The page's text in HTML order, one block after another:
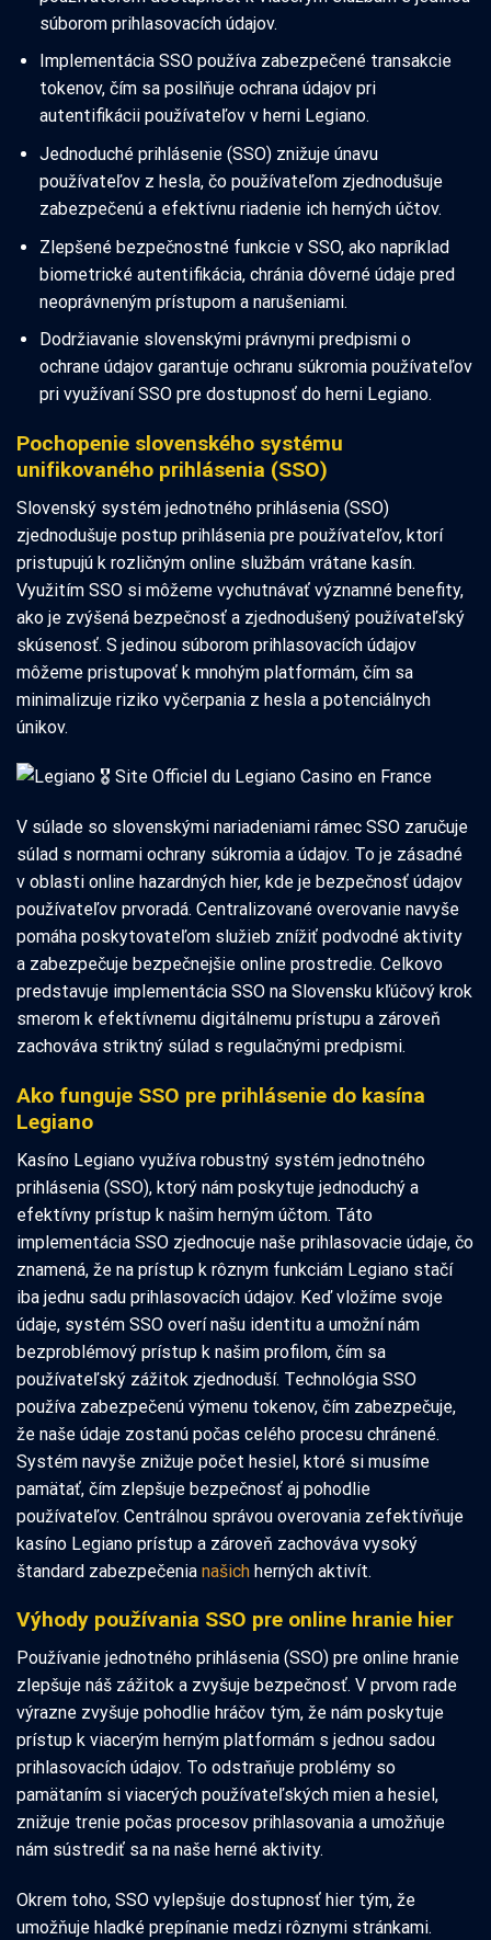
súborom prihlasovacích údajov.
Implementácia SSO používa zabezpečené transakcie
tokenov, čím sa posilňuje ochrana údajov pri
autentifikácii používateľov v herni Legiano.
Jednoduché prihlásenie (SSO) znižuje únavu
používateľov z hesla, čo používateľom zjednodušuje
zabezpečenú a efektívnu riadenie ich herných účtov.
Zlepšené bezpečnostné funkcie v SSO, ako napríklad
biometrické autentifikácia, chránia dôverné údaje pred
neoprávneným prístupom a narušeniami.
Dodržiavanie slovenskými právnymi predpismi o
ochrane údajov garantuje ochranu súkromia používateľov
pri využívaní SSO pre dostupnosť do herni Legiano.
Pochopenie slovenského systému
unifikovaného prihlásenia (SSO)
Slovenský systém jednotného prihlásenia (SSO)
zjednodušuje postup prihlásenia pre používateľov, ktorí
pristupujú k rozličným online službám vrátane kasín.
Využitím SSO si môžeme vychutnávať významné benefity,
ako je zvýšená bezpečnosť a zjednodušený používateľský
skúsenosť. S jedinou súborom prihlasovacích údajov
môžeme pristupovať k mnohým platformám, čím sa
minimalizuje riziko vyčerpania z hesla a potenciálnych
únikov.
V súlade so slovenskými nariadeniami rámec SSO zaručuje
súlad s normami ochrany súkromia a údajov. To je zásadné
v oblasti online hazardných hier, kde je bezpečnosť údajov
používateľov prvoradá. Centralizované overovanie navyše
pomáha poskytovateľom služieb znížiť podvodné aktivity
a zabezpečuje bezpečnejšie online prostredie. Celkovo
predstavuje implementácia SSO na Slovensku kľúčový krok
smerom k efektívnemu digitálnemu prístupu a zároveň
zachováva striktný súlad s regulačnými predpismi.
Ako funguje SSO pre prihlásenie do kasína
Legiano
Kasíno Legiano využíva robustný systém jednotného
prihlásenia (SSO), ktorý nám poskytuje jednoduchý a
efektívny prístup k našim herným účtom. Táto
implementácia SSO zjednocuje naše prihlasovacie údaje, čo
znamená, že na prístup k rôznym funkciám Legiano stačí
iba jednu sadu prihlasovacích údajov. Keď vložíme svoje
údaje, systém SSO overí našu identitu a umožní nám
bezproblémový prístup k našim profilom, čím sa
používateľský zážitok zjednoduší. Technológia SSO
používa zabezpečenú výmenu tokenov, čím zabezpečuje,
že naše údaje zostanú počas celého procesu chránené.
Systém navyše znižuje počet hesiel, ktoré si musíme
pamätať, čím zlepšuje bezpečnosť aj pohodlie
používateľov. Centrálnou správou overovania zefektívňuje
kasíno Legiano prístup a zároveň zachováva vysoký
štandard zabezpečenia našich herných aktivít.
Výhody používania SSO pre online hranie hier
Používanie jednotného prihlásenia (SSO) pre online hranie
zlepšuje náš zážitok a zvyšuje bezpečnosť. V prvom rade
výrazne zvyšuje pohodlie hráčov tým, že nám poskytuje
prístup k viacerým herným platformám s jednou sadou
prihlasovacích údajov. To odstraňuje problémy so
pamätaním si viacerých používateľských mien a hesiel,
znižuje trenie počas procesov prihlasovania a umožňuje
nám sústrediť sa na naše herné aktivity.
Okrem toho, SSO vylepšuje dostupnosť hier tým, že
umožňuje hladké prepínanie medzi rôznymi stránkami.